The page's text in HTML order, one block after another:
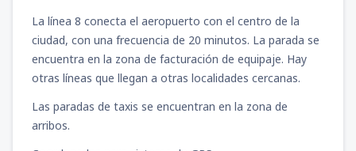
La línea 8 conecta el aeropuerto con el centro de la
ciudad, con una frecuencia de 20 minutos. La parada se
encuentra en la zona de facturación de equipaje. Hay
otras líneas que llegan a otras localidades cercanas.
Las paradas de taxis se encuentran en la zona de
arribos.